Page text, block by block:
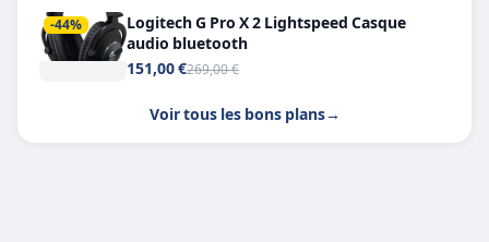
-44%
Logitech G Pro X 2 Lightspeed Casque
audio bluetooth
151,00 €269,00 €
Voir tous les bons plans→